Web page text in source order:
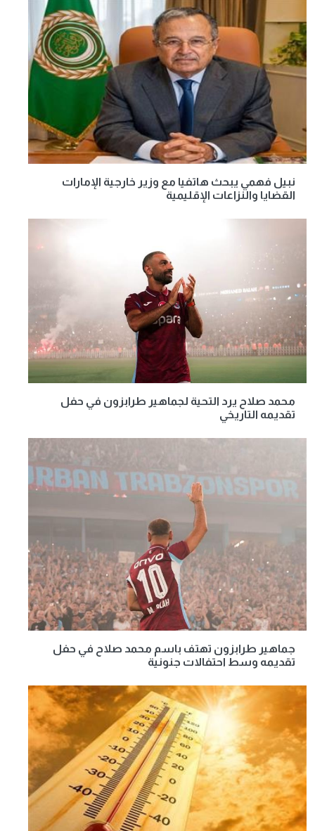
نبيل فهمي يبحث هاتفيا مع وزير خارجية الإمارات
القضايا والنزاعات الإقليمية
محمد صلاح يرد التحية لجماهير طرابزون في حفل
تقديمه التاريخي
جماهير طرابزون تهتف باسم محمد صلاح في حفل
تقديمه وسط احتفالات جنونية